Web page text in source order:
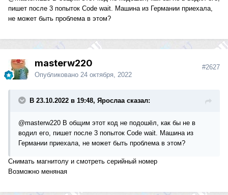
пишет после 3 попыток Code wait. Машина из Германии приехала,
не может быть проблема в этом?
masterw220
Опубликовано 24 октября, 2022
#2627
В 23.10.2022 в 19:48, Ярослаа сказал:
@masterw220 В общим этот код не подошёл, как бы не в
водил его, пишет после 3 попыток Code wait. Машина из
Германии приехала, не может быть проблема в этом?
Снимать магнитолу и смотреть серийный номер
Возможно меняная